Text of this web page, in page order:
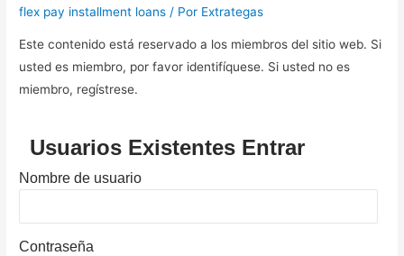
flex pay installment loans / Por Extrategas
Este contenido está reservado a los miembros del sitio web. Si
usted es miembro, por favor identifíquese. Si usted no es
miembro, regístrese.
Usuarios Existentes Entrar
Nombre de usuario
Contraseña